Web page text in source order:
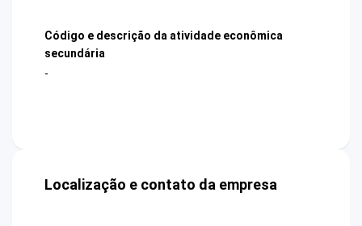
Código e descrição da atividade econômica
secundária
-
Localização e contato da empresa